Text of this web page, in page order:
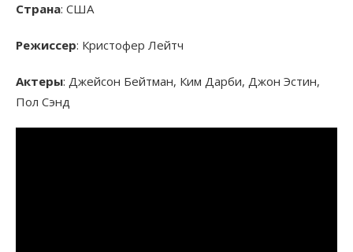
Страна: США
Режиссер: Кристофер Лейтч
Актеры: Джейсон Бейтман, Ким Дарби, Джон Эстин,
Пол Сэнд